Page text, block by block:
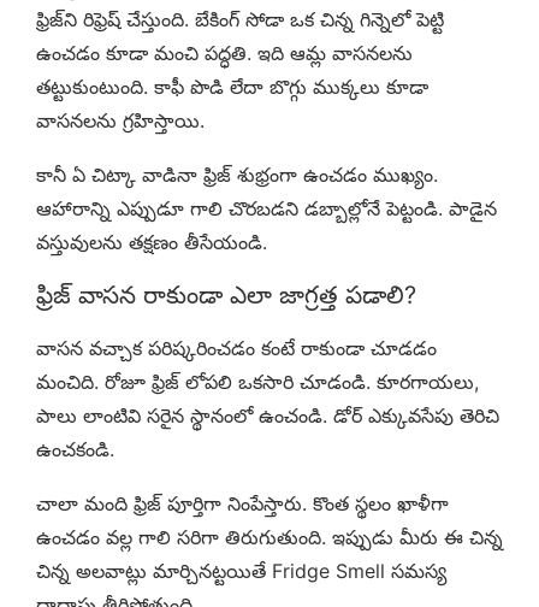
ఫ్రిజ్‌ని రిఫ్రెష్ చేస్తుంది. బేకింగ్ సోడా ఒక చిన్న గిన్నెలో పెట్టి
ఉంచడం కూడా మంచి పద్ధతి. ఇది ఆమ్ల వాసనలను
తట్టుకుంటుంది. కాఫీ పొడి లేదా బొగ్గు ముక్కలు కూడా
వాసనలను గ్రహిస్తాయి.
కానీ ఏ చిట్కా వాడినా ఫ్రిజ్ శుభ్రంగా ఉంచడం ముఖ్యం.
ఆహారాన్ని ఎప్పుడూ గాలి చొరబడని డబ్బాల్లోనే పెట్టండి. పాడైన
వస్తువులను తక్షణం తీసేయండి.
ఫ్రిజ్ వాసన రాకుండా ఎలా జాగ్రత్త పడాలి?
వాసన వచ్చాక పరిష్కరించడం కంటే రాకుండా చూడడం
మంచిది. రోజూ ఫ్రిజ్ లోపలి ఒకసారి చూడండి. కూరగాయలు,
పాలు లాంటివి సరైన స్థానంలో ఉంచండి. డోర్ ఎక్కువసేపు తెరిచి
ఉంచకండి.
చాలా మంది ఫ్రిజ్ పూర్తిగా నింపేస్తారు. కొంత స్థలం ఖాళీగా
ఉంచడం వల్ల గాలి సరిగా తిరుగుతుంది. ఇప్పుడు మీరు ఈ చిన్న
చిన్న అలవాట్లు మార్చినట్టయితే Fridge Smell సమస్య